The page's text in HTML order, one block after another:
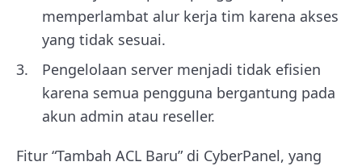
memperlambat alur kerja tim karena akses
yang tidak sesuai.
Pengelolaan server menjadi tidak efisien
karena semua pengguna bergantung pada
akun admin atau reseller.
Fitur “Tambah ACL Baru” di CyberPanel, yang